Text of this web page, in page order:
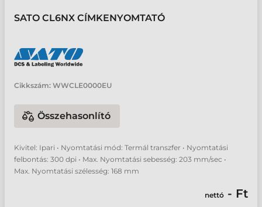
SATO CL6NX CÍMKENYOMTATÓ
Cikkszám: WWCLE0000EU
Összehasonlító
Kivitel: Ipari • Nyomtatási mód: Termál transzfer • Nyomtatási
felbontás: 300 dpi • Max. Nyomtatási sebesség: 203 mm/sec •
Max. Nyomtatási szélesség: 168 mm
nettó - Ft